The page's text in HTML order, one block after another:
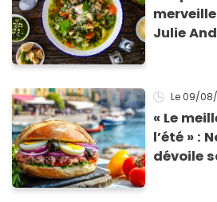
Julie
Le 09/
« Le
l’été » :
dévoile